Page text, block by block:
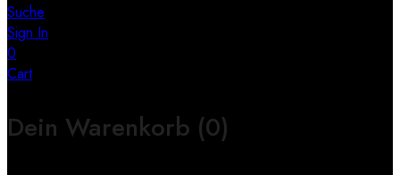
Suche
Sign In
0
Cart
Dein Warenkorb (0)